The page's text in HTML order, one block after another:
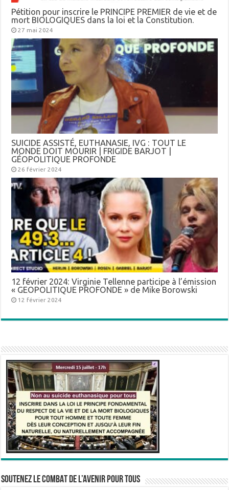
Pétition pour inscrire le PRINCIPE PREMIER de vie et de
mort BIOLOGIQUES dans la loi et la Constitution.
27 mai 2024
SUICIDE ASSISTÉ, EUTHANASIE, IVG : TOUT LE
MONDE DOIT MOURIR | FRIGIDE BARJOT |
GÉOPOLITIQUE PROFONDE
26 février 2024
12 février 2024: Virginie Tellenne participe à l’émission
« GEOPOLITIQUE PROFONDE » de Mike Borowski
12 février 2024
SOUTENEZ LE COMBAT DE L’AVenir pour Tous